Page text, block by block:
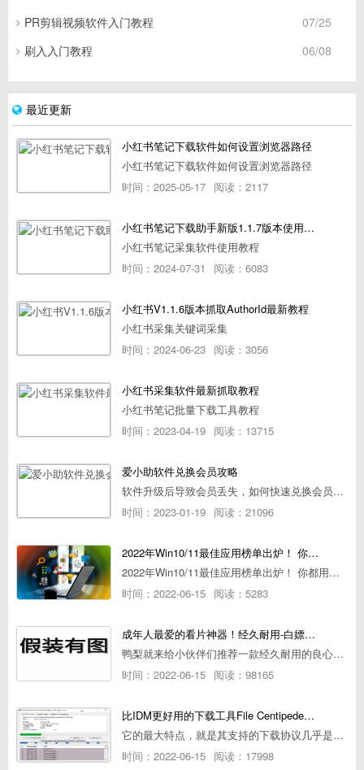
07/25
PR剪辑视频软件入门教程
06/08
刷入入门教程
最近更新
小红书笔记下载软件如何设置浏览器路径
小红书笔记下载软件如何设置浏览器路径
时间：2025-05-17 阅读：2117
小红书笔记下载助手新版1.1.7版本使用教程
小红书笔记采集软件使用教程
时间：2024-07-31
阅读：6083
小红书V1.1.6版本抓取AuthorId最新教程
小红书采集关键词采集
时间：2024-06-23 阅读：3056
小红书采集软件最新抓取教程
小红书笔记批量下载工具教程
时间：2023-04-19 阅读：13715
爱小助软件兑换会员攻略
软件升级后导致会员丢失，如何快速兑换会员详细攻略
时间：2023-01-19 阅读：21096
2022年Win10/11最佳应用榜单出炉！ 你都用过几个？
2022年Win10/11最佳应用榜单出炉！ 你都用过几个？
时间：2022-06-15 阅读：5283
成年人最爱的看片神器！经久耐用-白嫖全网资源
鸭梨就来给小伙伴们推荐一款经久耐用的良心播放器，资源齐全无广告，可以放心使用~
时间：2022-06-15 阅读：98165
比IDM更好用的下载工具File Centipede文件蜈蚣-秒杀迅雷-直接飞起！
它的最大特点，就是其支持的下载协议几乎是市面上最全面的，包括HTTP/FTP、BT种子、磁力链接，m3u8流任务（AES-128解密）。
时间：2022-06-15 阅读：17998